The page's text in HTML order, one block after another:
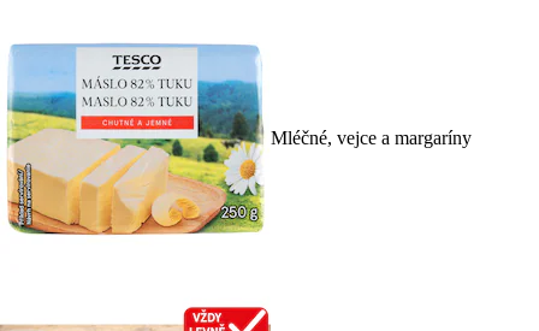
Mléčné, vejce a margaríny